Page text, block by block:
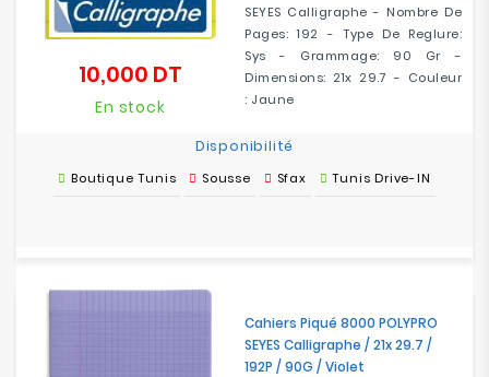
SEYES Calligraphe - Nombre De
Pages: 192 - Type De Reglure:
Sys - Grammage: 90 Gr -
Dimensions: 21x 29.7 - Couleur
: Jaune
10,000 DT
En stock
Disponibilité
Boutique Tunis Sousse Sfax Tunis Drive-IN
Cahiers Piqué 8000 POLYPRO
SEYES Calligraphe / 21x 29.7 /
192P / 90G / Violet